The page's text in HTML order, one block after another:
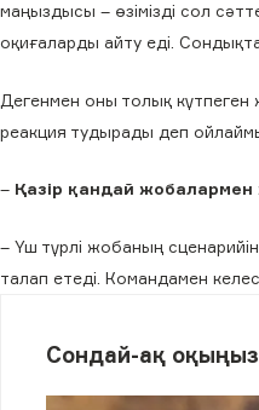
маңыздысы – өзімізді сол
оқиғаларды айту еді.
Дегенмен оны толық күтпеген
реакция тудырады деп
– Қазір қандай
– Үш түрлі жобаның
талап етеді. Командамен
Сондай-ақ